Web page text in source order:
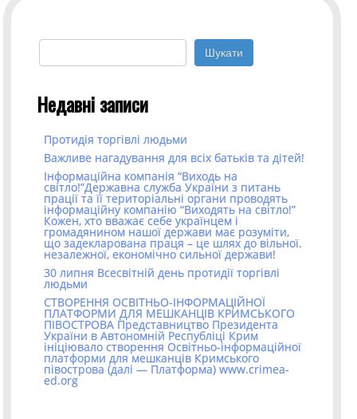
Пошук:
Недавні записи
Протидія торгівлі людьми
Важливе нагадування для всіх батьків та дітей!
Інформаційна компанія “Виходь на
світло!”Державна служба України з питань
прації та її територіальні органи проводять
інформаційну компанію “Виходять на світло!”
Кожен, хто вважає себе українцем і
громадянином нашої держави має розуміти,
що задекларована праця – це шлях до вільної.
незалежної, економічно сильної держави!
30 липня Всесвітній день протидії торгівлі
людьми
СТВОРЕННЯ ОСВІТНЬО-ІНФОРМАЦІЙНОЇ
ПЛАТФОРМИ ДЛЯ МЕШКАНЦІВ КРИМСЬКОГО
ПІВОСТРОВА Представництво Президента
України в Автономній Республіці Крим
ініціювало створення Освітньо-інформаційної
платформи для мешканців Кримського
півострова (далі — Платформа) www.crimea-
ed.org